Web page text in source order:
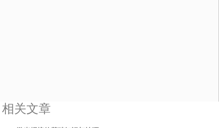
相关文章